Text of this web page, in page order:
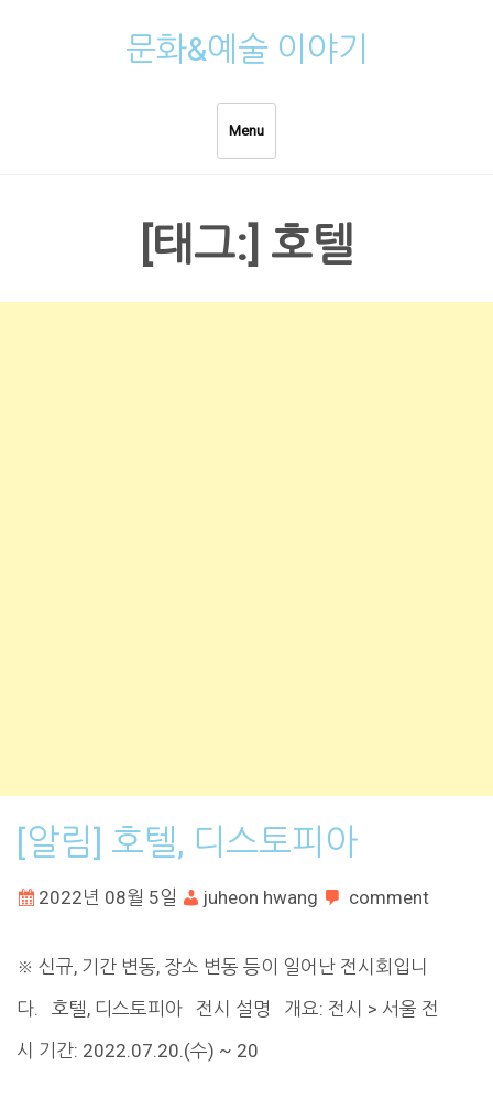
문화&예술 이야기
Menu
[태그:] 호텔
[알림] 호텔, 디스토피아
2022년 08월 5일 juheon hwang comment
※ 신규, 기간 변동, 장소 변동 등이 일어난 전시회입니
다. 호텔, 디스토피아 전시 설명 개요: 전시 > 서울 전
시 기간: 2022.07.20.(수) ~ 20